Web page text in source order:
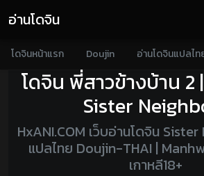
อ่านโดจิน
โดจินหน้าแรก Doujin อ่านโดจินแปลไท
โดจิน พี่สาวข้างบ้าน 2
Sister
HxANI.COM เว็บอ่านโดจิน
แปลไทย Doujin-THAI |
เกาหลี18+